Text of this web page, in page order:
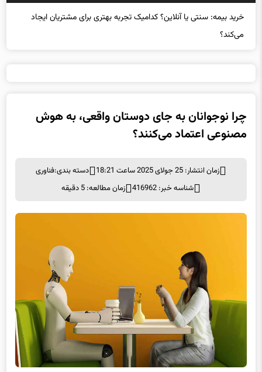
خری
مصنوعی اعتماد می‌کنند؟
شناسه خبر: 416962
زمان مطالعه: 5 دقیقه